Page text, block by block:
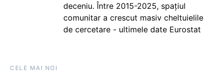
deceniu. Între 2015-2025, spațiul
comunitar a crescut masiv cheltuielile
de cercetare - ultimele date Eurostat
CELE MAI NOI